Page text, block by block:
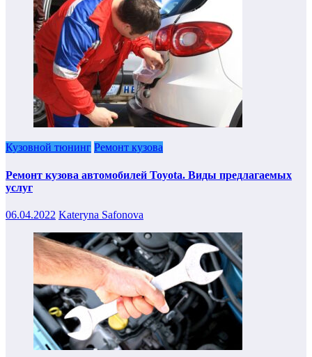
Кузовной тюнинг Ремонт кузова
Ремонт кузова автомобилей Toyota. Виды предлагаемых
услуг
06.04.2022 Kateryna Safonova